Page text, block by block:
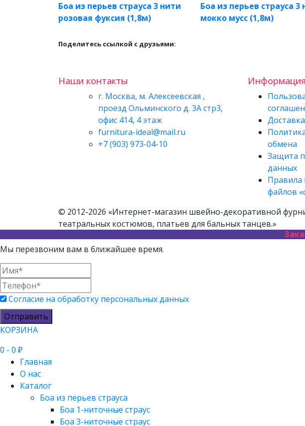
Боа из перьев страуса 3 нити
розовая фуксия (1,8м)
Боа из перьев страуса 3
мокко мусс (1,8м)
Поделитесь ссылкой с друзьями:
Наши контакты
г. Москва, м. Алексеевская ,
проезд Ольминского д. 3А стр3,
офис 414, 4 этаж
furnitura-ideal@mail.ru
+7 (903) 973-04-10
Информация
обмена
Защита
данных
Правила
файлов
© 2012-2026 «Интернет-магазин швейно-декоративной
театральных костюмов, платьев для бальных танцев.»
Мы перезвоним вам в ближайшее время.
Согласие на обработку персональных данных
Отправить
КОРЗИНА
0 - 0 ₽
Главная
О нас
Каталог
Боа из перьев страуса
Боа 1-ниточные страус
Боа 3-ниточные страус